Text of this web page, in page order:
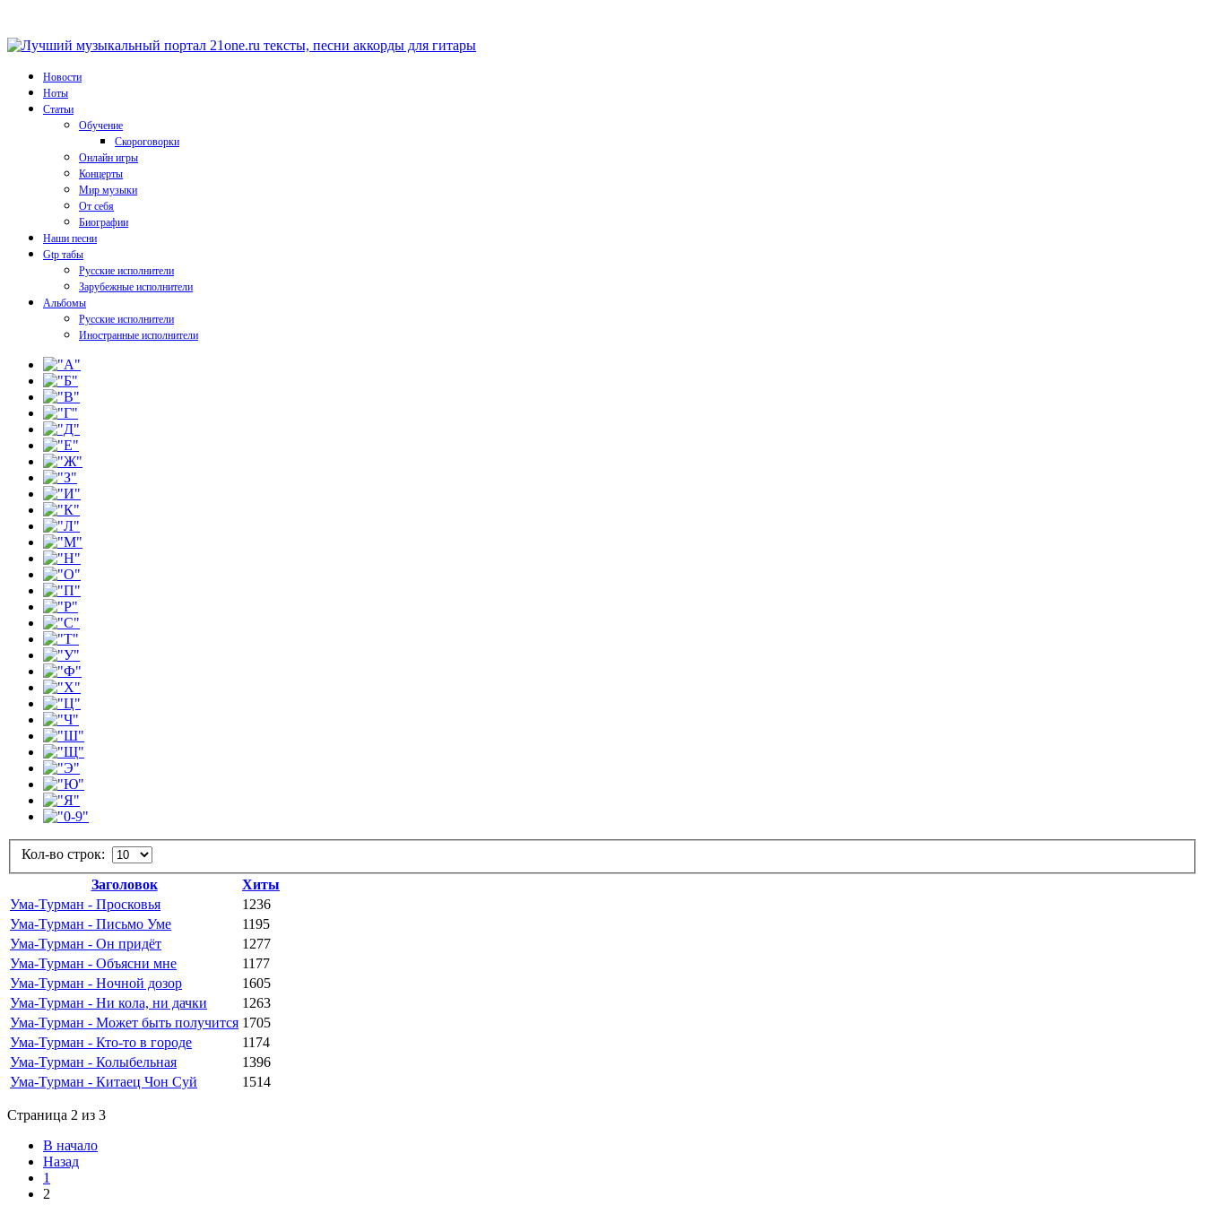
Новости
Ноты
Статьи
Обучение
Скороговорки
Онлайн игры
Концерты
Мир музыки
От себя
Биографии
Наши песни
Gtp табы
Русские исполнители
Зарубежные исполнители
Альбомы
Русские исполнители
Иностранные исполнители
Кол-во строк:
Заголовок
Хиты
Ума-Турман - Просковья
1236
Ума-Турман - Письмо Уме
1195
Ума-Турман - Он придёт
1277
Ума-Турман - Объясни мне
1177
Ума-Турман - Ночной дозор
1605
Ума-Турман - Ни кола, ни дачки
1263
Ума-Турман - Может быть получится 1705
Ума-Турман - Кто-то в городе
1174
Ума-Турман - Колыбельная
1396
Ума-Турман - Китаец Чон Суй
1514
Страница 2 из 3
В начало
Назад
1
2